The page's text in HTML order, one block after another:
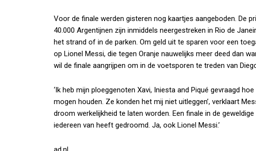
Voor de finale werden gisteren nog kaartjes aangeboden. De
40.000 Argentijnen zijn inmiddels neergestreken in Rio de
het strand of in de parken. Om geld uit te sparen voor een
op Lionel Messi, die tegen Oranje nauwelijks meer deed dan
wil de finale aangrijpen om in de voetsporen te treden van
‘Ik heb mijn ploeggenoten Xavi, Iniesta and Piqué gevraagd
mogen houden. Ze konden het mij niet uitleggen’, verklaart
droom werkelijkheid te laten worden. Een finale in de
iedereen van heeft gedroomd. Ja, ook Lionel Messi.’